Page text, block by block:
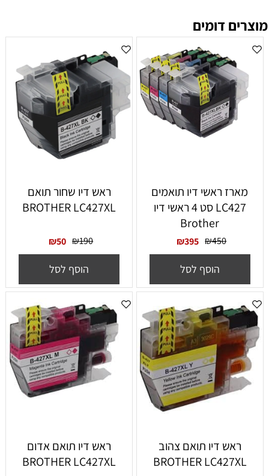
מוצרים דומים
‏מארז ראשי דיו תואמים
LC427 סט 4 ראשי דיו
Brother
₪450
₪395
הוסף לסל
ראש דיו שחור תואם
BROTHER LC427XL
₪190
₪50
הוסף לסל
ראש דיו תואם צהוב
BROTHER LC427XL
ראש דיו תואם אדום
BROTHER LC427XL